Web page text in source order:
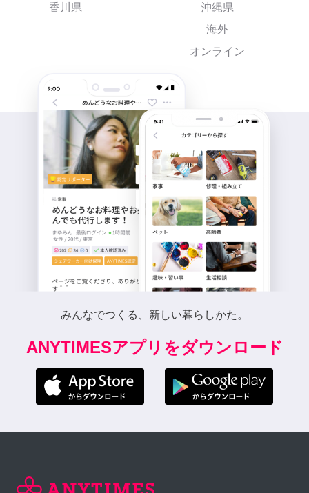
香川県
沖縄県
海外
オンライン
みんなでつくる、新しい暮らしかた。
ANYTIMESアプリをダウンロード